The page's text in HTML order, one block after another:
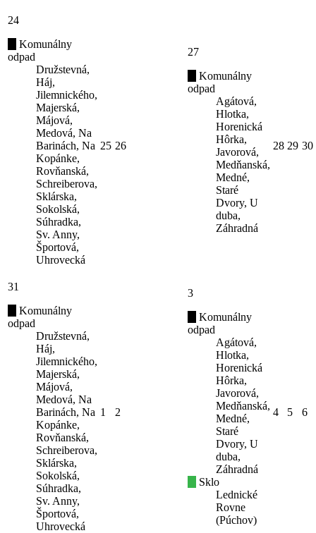
24
Komunálny
odpad
Družstevná,
Háj,
Jilemnického,
Majerská,
Májová,
Medová, Na
Barinách, Na
Kopánke,
Rovňanská,
Schreiberova,
Sklárska,
Sokolská,
Súhradka,
Sv. Anny,
Športová,
Uhrovecká
25 26
27
Komunálny
odpad
Agátová,
Hlotka,
Horenická
Hôrka,
Javorová,
Medňanská,
Medné,
Staré
Dvory, U
duba,
Záhradná
28 29 30
31
Komunálny
odpad
Družstevná,
Háj,
Jilemnického,
Majerská,
Májová,
Medová, Na
Barinách, Na
Kopánke,
Rovňanská,
Schreiberova,
Sklárska,
Sokolská,
Súhradka,
Sv. Anny,
Športová,
Uhrovecká
1 2
3
Komunálny
odpad
Agátová,
Hlotka,
Horenická
Hôrka,
Javorová,
Medňanská,
Medné,
Staré
Dvory, U
duba,
Záhradná
Sklo
Lednické
Rovne
(Púchov)
4 5 6